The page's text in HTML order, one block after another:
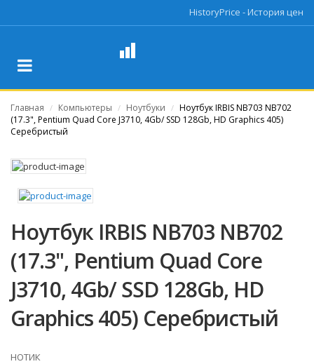
HistoryPrice - История цен
Главная / Компьютеры / Ноутбуки / Ноутбук IRBIS NB703 NB702
(17.3", Pentium Quad Core J3710, 4Gb/ SSD 128Gb, HD Graphics 405)
Серебристый
Ноутбук IRBIS NB703 NB702
(17.3", Pentium Quad Core
J3710, 4Gb/ SSD 128Gb, HD
Graphics 405) Серебристый
НОТИК